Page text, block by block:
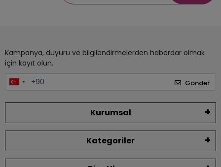
Kampanya, duyuru ve bilgilendirmelerden haberdar olmak
için kayıt olun.
Gönder
Kurumsal
Kategoriler